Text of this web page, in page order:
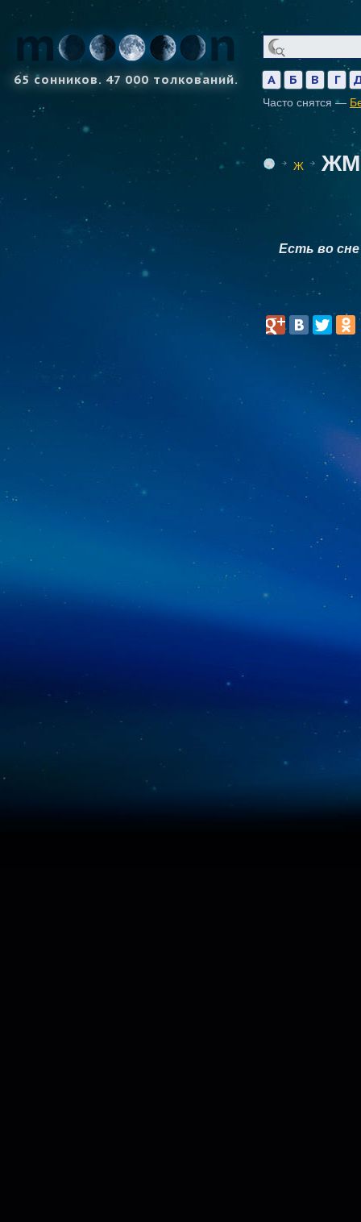
65 сонников. 47 000 толкований. А Б В Г
Часто снятся —
Ж
Есть во